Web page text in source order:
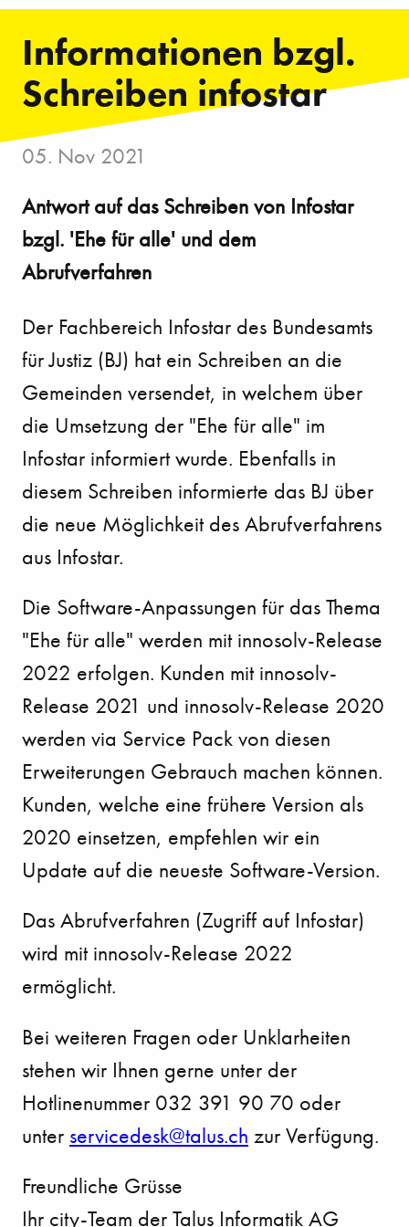
Informationen bzgl.
Schreiben infostar
05. Nov 2021
Antwort auf das Schreiben von Infostar
bzgl. 'Ehe für alle' und dem
Abrufverfahren
Der Fachbereich Infostar des Bundesamts
für Justiz (BJ) hat ein Schreiben an die
Gemeinden versendet, in welchem über
die Umsetzung der "Ehe für alle" im
Infostar informiert wurde. Ebenfalls in
diesem Schreiben informierte das BJ über
die neue Möglichkeit des Abrufverfahrens
aus Infostar.
Die Software-Anpassungen für das Thema
"Ehe für alle" werden mit innosolv-Release
2022 erfolgen. Kunden mit innosolv-
Release 2021 und innosolv-Release 2020
werden via Service Pack von diesen
Erweiterungen Gebrauch machen können.
Kunden, welche eine frühere Version als
2020 einsetzen, empfehlen wir ein
Update auf die neueste Software-Version.
Das Abrufverfahren (Zugriff auf Infostar)
wird mit innosolv-Release 2022
ermöglicht.
Bei weiteren Fragen oder Unklarheiten
stehen wir Ihnen gerne unter der
Hotlinenummer 032 391 90 70 oder
unter servicedesk@talus.ch zur Verfügung.
Freundliche Grüsse
Ihr city-Team der Talus Informatik AG